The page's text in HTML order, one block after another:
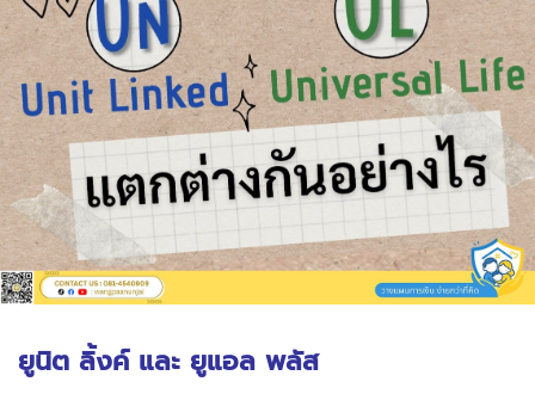
ยูนิต ลิ้งค์ และ ยูแอล พลัส